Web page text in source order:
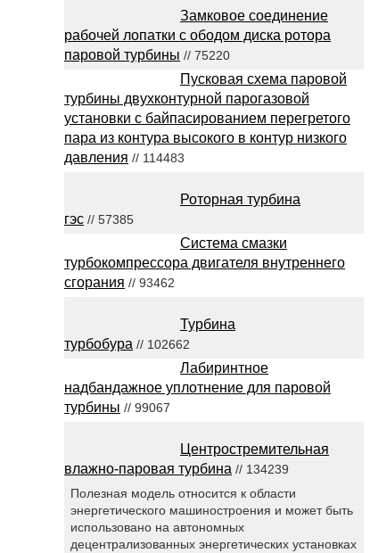
Замковое соединение
рабочей лопатки с ободом диска ротора
паровой турбины // 75220
Пусковая схема паровой
турбины двухконтурной парогазовой
установки с байпасированием перегретого
пара из контура высокого в контур низкого
давления // 114483
Роторная турбина
гэс // 57385
Система смазки
турбокомпрессора двигателя внутреннего
сгорания // 93462
Турбина
турбобура // 102662
Лабиринтное
надбандажное уплотнение для паровой
турбины // 99067
Центростремительная
влажно-паровая турбина // 134239
Полезная модель относится к области
энергетического машиностроения и может быть
использовано на автономных
децентрализованных энергетических установках